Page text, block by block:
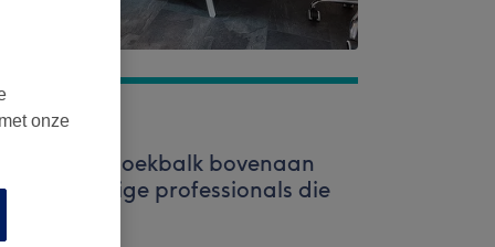
de zoekbalk bovenaan
professionals die
onze